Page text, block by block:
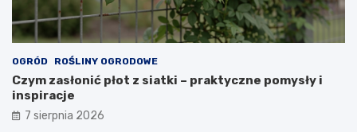
OGRÓD ROŚLINY OGRODOWE
Czym zasłonić płot z siatki – praktyczne pomysły i
inspiracje
7 sierpnia 2026